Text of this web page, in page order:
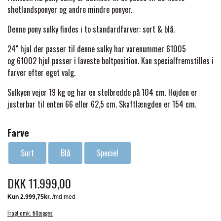
TERAPI PRODUKTER
STRØMPER
HUER & HALSTØRKLÆDER
GAVEARTIKLER VOKSNE
BØRN & JUNIOR
INSEKTBESKYTTELSE
HESTEBOLCHER & TREATS
TILSKUD & VITAMINER
STALD & FOLD
SKO & SMEDEVÆRKTØJ
TRAVDÆKKEN & TILBEHØR
SKO & VÆRKTØJ
VOGNE & TILBEHØR
PONYTRAV
PREMIER EQUINE LINERS & DÆKKEN
TILBEHØR
PREMIER EQUINE WALKER & RIDEDÆKKEN
PREMIER EQUINE INSEKTBESKYTTELSE
PREMIER EQUINE MAGNET & INFRARØD
TERAPI
PREMIER EQUINE GRIMER & TRÆKTOV
PREMIER EQUINE TRENSE & TILBEHØR
CARR & DAY & MARTIN
CUSTOM
DELTACAST
shetlandsponyer og andre mindre ponyer.
Denne pony sulky findes i to standardfarver: sort & blå.
24" hjul der passer til denne sulky har varenummer 61005
og61002 hjul passer i laveste boltposition. Kan specialfremstilles i
farver efter eget valg.
Sulkyen vejer 19 kg og har en stelbredde på 104 cm. Højden er
justerbar til enten 66 eller 62,5 cm. Skaftlængden er 154 cm.
Farve
Sort Blå Speciel
DKK 11.999,00
Fragt omk. tillægges